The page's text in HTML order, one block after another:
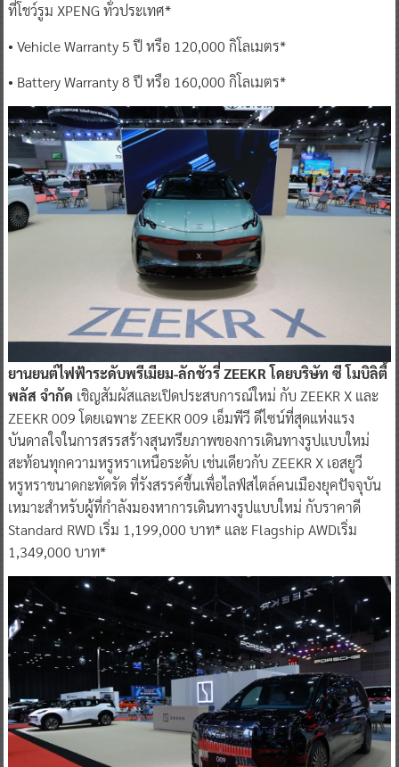
ที่โชว์รูม XPENG ทั่วประเทศ*
• Vehicle Warranty 5 ปี หรือ 120,000 กิโลเมตร*
• Battery Warranty 8 ปี หรือ 160,000 กิโลเมตร*
ยานยนต์ไฟฟ้าระดับพรีเมียม-ลักชัวรี่ ZEEKR โดยบริษัท ซี โมบิลิตี้
พลัส จำกัด เชิญสัมผัสและเปิดประสบการณ์ใหม่ กับ ZEEKR X และ
ZEEKR 009 โดยเฉพาะ ZEEKR 009 เอ็มพีวี ดีไซน์ที่สุดแห่งแรง
บันดาลใจในการสรรสร้างสุนทรียภาพของการเดินทางรูปแบบใหม่
สะท้อนทุกความหรูหราเหนือระดับ เช่นเดียวกับ ZEEKR X เอสยูวี
หรูหราขนาดกะทัดรัด ที่รังสรรค์ขึ้นเพื่อไลฟ์สไตล์คนเมืองยุคปัจจุบัน
เหมาะสำหรับผู้ที่กำลังมองหาการเดินทางรูปแบบใหม่ กับราคาดี
Standard RWD เริ่ม 1,199,000 บาท* และ Flagship AWDเริ่ม
1,349,000 บาท*